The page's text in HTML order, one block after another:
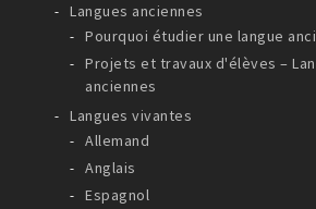
Langues anciennes
Pourquoi étudier une langue
Projets et travaux d'élèves –
anciennes
Langues vivantes
Allemand
Anglais
Espagnol